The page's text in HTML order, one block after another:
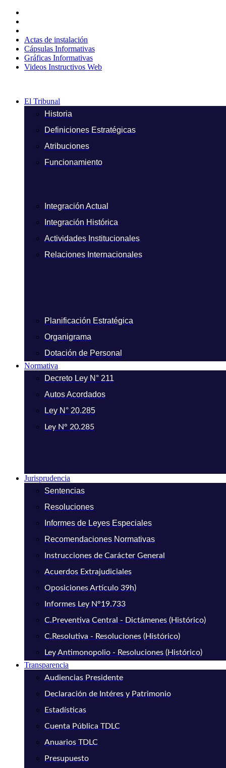
contenido
Actas de instalación
Cápsulas Informativas
Gráficas Informativas
Videos Instructivos Web
El Tribunal
Historia
Definiciones Estratégicas
Atribuciones
Funcionamiento
Integración Actual
Integración Histórica
Actividades Institucionales
Relaciones Internacionales
Planificación Estratégica
Organigrama
Dotación de Personal
Normativa
Decreto Ley N° 211
Autos Acordados
Ley N° 20.285
Ley N° 20.285
Jurisprudencia
Sentencias
Resoluciones
Informes de Leyes Especiales
Recomendaciones Normativas
Instrucciones de Carácter General
Acuerdos Extrajudiciales
Oposiciones Artículo 39h)
Informes Ley N°19.733
C.Preventiva Central - Dictámenes (Histórico)
C.Resolutiva - Resoluciones (Histórico)
Ley Antimonopolio - Resoluciones (Histórico)
Transparencia
Audiencias Presidente
Declaración de Intéres y Patrimonio
Estadísticas
Cuenta Pública TDLC
Anuarios TDLC
Presupuesto